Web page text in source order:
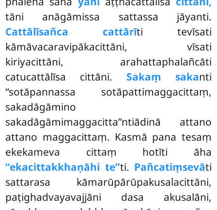
tāni anāgāmissa sattassa jāyanti.
Cattālīsañca cattārīti tevīsati
kāmāvacaravipākacittāni, vīsati
kiriyacittāni, arahattaphalañcāti
catucattālīsa cittāni. Sakaṃ sakanti
‘‘sotāpannassa sotāpattimaggacittaṃ,
sakadāgāmino
sakadāgāmimaggacitta’’ntiādinā attano
attano maggacittaṃ. Kasmā pana tesaṃ
ekekameva cittaṃ hotīti āha
‘‘ekacittakkhaṇāhi te’’ti. Pañcatiṃsevāti
sattarasa kāmarūpārūpakusalacittāni,
paṭighadvayavajjāni dasa akusalāni,